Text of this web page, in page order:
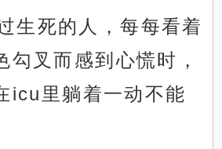
生死的人，每每看着
勾叉而感到心慌时，
icu里躺着一动不能